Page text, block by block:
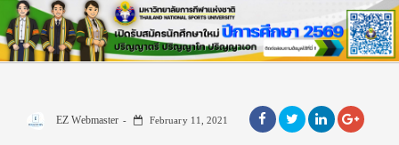
EZ Webmaster February 11, 2021